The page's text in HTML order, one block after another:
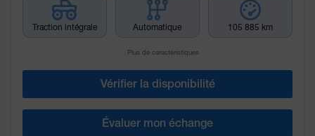
Traction intégrale Automatique 105 885 km
Plus de caractéristiques
Vérifier la disponibilité
Évaluer mon échange